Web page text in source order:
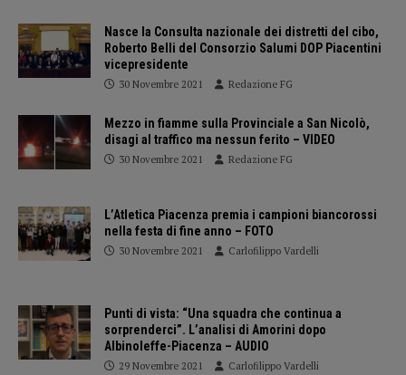
Nasce la Consulta nazionale dei distretti del cibo,
Roberto Belli del Consorzio Salumi DOP Piacentini
vicepresidente
30 Novembre 2021 Redazione FG
Mezzo in fiamme sulla Provinciale a San Nicolò,
disagi al traffico ma nessun ferito – VIDEO
30 Novembre 2021 Redazione FG
L’Atletica Piacenza premia i campioni biancorossi
nella festa di fine anno – FOTO
30 Novembre 2021 Carlofilippo Vardelli
Punti di vista: “Una squadra che continua a
sorprenderci”. L’analisi di Amorini dopo
Albinoleffe-Piacenza – AUDIO
29 Novembre 2021 Carlofilippo Vardelli